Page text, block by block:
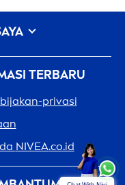
TERBARU
privasi
NIVEA.co.id